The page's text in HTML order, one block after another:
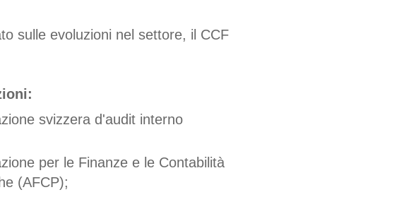
sulle evoluzioni nel settore, il CCF
svizzera d'audit interno
per le Finanze e le Contabilità
(AFCP);